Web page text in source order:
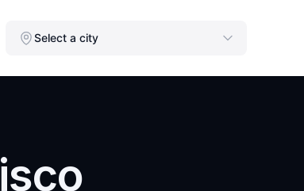
Select a city